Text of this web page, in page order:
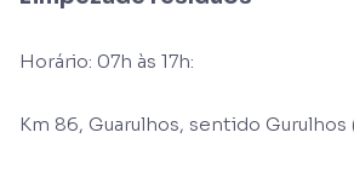
Horário: 07h às 17h:
Km 86, Guarulhos, sentido Gurulhos